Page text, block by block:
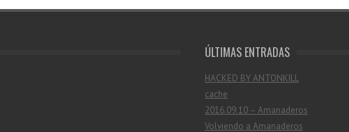
ÚLTIMAS ENTRADAS
HACKED BY ANTONKILL
cache
2016.09.10 – Amanaderos
Volviendo a Amanaderos